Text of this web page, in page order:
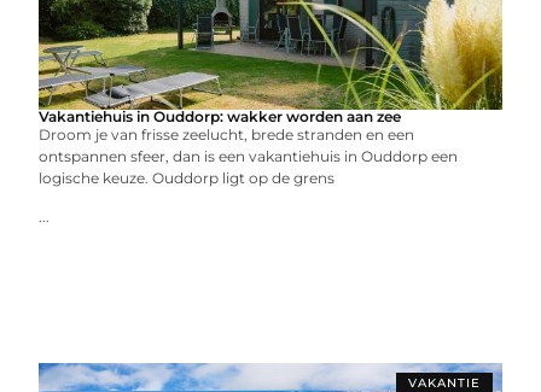
Vakantiehuis in Ouddorp: wakker worden aan zee
Droom je van frisse zeelucht, brede stranden en een
ontspannen sfeer, dan is een vakantiehuis in Ouddorp een
logische keuze. Ouddorp ligt op de grens
...
VAKANTIE